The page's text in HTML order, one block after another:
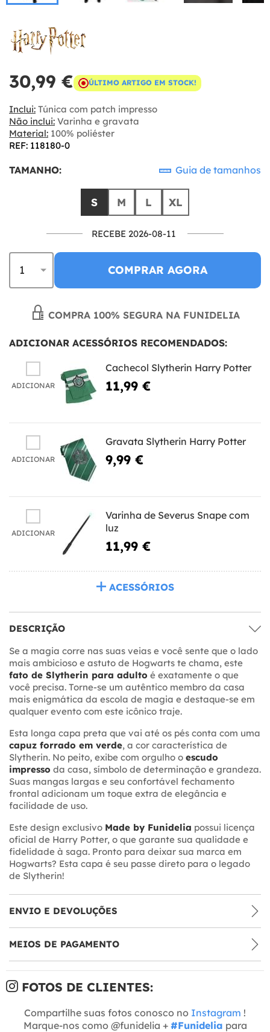
30,99 € ÚLTIMO ARTIGO EM STOCK!
Inclui: Túnica com patch impresso
Não inclui: Varinha e gravata
Material: 100% poliéster
REF: 118180-0
TAMANHO: Guia de tamanhos
S M L XL
RECEBE 2026-08-11
COMPRAR AGORA
COMPRA 100% SEGURA NA FUNIDELIA
ADICIONAR ACESSÓRIOS RECOMENDADOS:
ADICIONAR
Cachecol Slytherin Harry Potter
11,99 €
ADICIONAR
Gravata Slytherin Harry Potter
9,99 €
ADICIONAR
Varinha de Severus Snape com
luz
11,99 €
ACESSÓRIOS
DESCRIÇÃO
Se a magia corre nas suas veias e você sente que o lado
mais ambicioso e astuto de Hogwarts te chama, este
fato de Slytherin para adulto é exatamente o que
você precisa. Torne-se um autêntico membro da casa
mais enigmática da escola de magia e destaque-se em
qualquer evento com este icônico traje.
Esta longa capa preta que vai até os pés conta com uma
capuz forrado em verde, a cor característica de
Slytherin. No peito, exibe com orgulho o escudo
impresso da casa, símbolo de determinação e grandeza.
Suas mangas largas e seu confortável fechamento
frontal adicionam um toque extra de elegância e
facilidade de uso.
Este design exclusivo Made by Funidelia possui licença
oficial de Harry Potter, o que garante sua qualidade e
fidelidade à saga. Pronto para deixar sua marca em
Hogwarts? Esta capa é seu passe direto para o legado
de Slytherin!
ENVIO E DEVOLUÇÕES
MEIOS DE PAGAMENTO
FOTOS DE CLIENTES:
Compartilhe suas fotos conosco no Instagram !
Marque-nos como @funidelia + #Funidelia para